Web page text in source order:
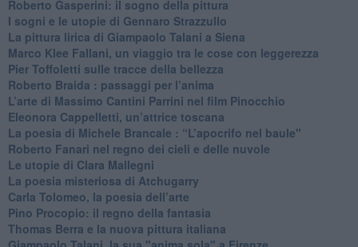
​Roberto Gasperini: il sogno della pittura
I sogni e le utopie di Gennaro Strazzullo
La pittura lirica di Giampaolo Talani a Siena
​Marco Klee Fallani, un viaggio tra le cose con leggerezza
​Pier Toffoletti sulle tracce della bellezza
​Roberto Braida : passaggi per l’anima
​L’arte di Massimo Cantini Parrini nel film Pinocchio
Eleonora Cappelletti, un’attrice toscana
​La poesia di Michele Brancale : “L’apocrifo nel baule"
Roberto Fanari nel regno dei cieli e delle nuvole
Le utopie di Clara Mallegni
​La poesia misteriosa di Atchugarry
Carla Tolomeo, la poesia dell’arte
Pino Procopio: il regno della fantasia
Thomas Berra e la nuova pittura italiana